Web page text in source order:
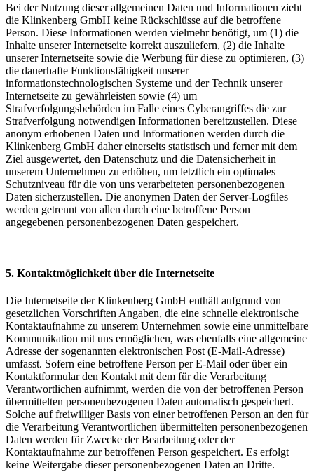
Bei der Nutzung dieser allgemeinen Daten und Informationen zieht
die Klinkenberg GmbH keine Rückschlüsse auf die betroffene
Person. Diese Informationen werden vielmehr benötigt, um (1) die
Inhalte unserer Internetseite korrekt auszuliefern, (2) die Inhalte
unserer Internetseite sowie die Werbung für diese zu optimieren, (3)
die dauerhafte Funktionsfähigkeit unserer
informationstechnologischen Systeme und der Technik unserer
Internetseite zu gewährleisten sowie (4) um
Strafverfolgungsbehörden im Falle eines Cyberangriffes die zur
Strafverfolgung notwendigen Informationen bereitzustellen. Diese
anonym erhobenen Daten und Informationen werden durch die
Klinkenberg GmbH daher einerseits statistisch und ferner mit dem
Ziel ausgewertet, den Datenschutz und die Datensicherheit in
unserem Unternehmen zu erhöhen, um letztlich ein optimales
Schutzniveau für die von uns verarbeiteten personenbezogenen
Daten sicherzustellen. Die anonymen Daten der Server-Logfiles
werden getrennt von allen durch eine betroffene Person
angegebenen personenbezogenen Daten gespeichert.
5. Kontaktmöglichkeit über die Internetseite
Die Internetseite der Klinkenberg GmbH enthält aufgrund von
gesetzlichen Vorschriften Angaben, die eine schnelle elektronische
Kontaktaufnahme zu unserem Unternehmen sowie eine unmittelbare
Kommunikation mit uns ermöglichen, was ebenfalls eine allgemeine
Adresse der sogenannten elektronischen Post (E-Mail-Adresse)
umfasst. Sofern eine betroffene Person per E-Mail oder über ein
Kontaktformular den Kontakt mit dem für die Verarbeitung
Verantwortlichen aufnimmt, werden die von der betroffenen Person
übermittelten personenbezogenen Daten automatisch gespeichert.
Solche auf freiwilliger Basis von einer betroffenen Person an den für
die Verarbeitung Verantwortlichen übermittelten personenbezogenen
Daten werden für Zwecke der Bearbeitung oder der
Kontaktaufnahme zur betroffenen Person gespeichert. Es erfolgt
keine Weitergabe dieser personenbezogenen Daten an Dritte.